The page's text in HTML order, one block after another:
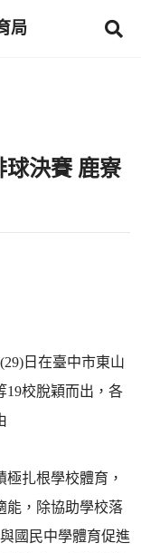
局
球決賽 鹿寮
日在臺中市東山
19校脫穎而出，各
扎根學校體育，
能，除協助學校落
國民中學體育促進